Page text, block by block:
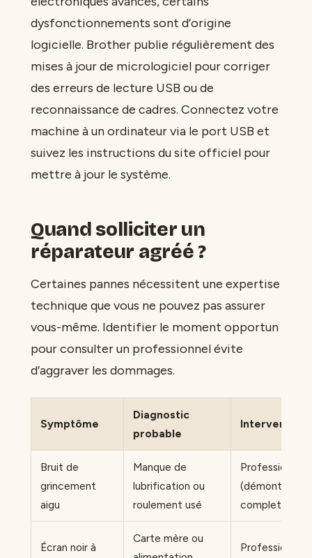
dysfonctionnements sont d’origine
logicielle. Brother publie régulièrement des
mises à jour de micrologiciel pour corriger
des erreurs de lecture USB ou de
reconnaissance de cadres. Connectez votre
machine à un ordinateur via le port USB et
suivez les instructions du site officiel pour
mettre à jour le système.
Quand solliciter un
réparateur agréé ?
Certaines pannes nécessitent une expertise
technique que vous ne pouvez pas assurer
vous-même. Identifier le moment opportun
pour consulter un professionnel évite
d’aggraver les dommages.
Symptôme
Diagnostic
probable
Intervention
Bruit de
grincement
aigu
Manque de
lubrification ou
roulement usé
Professionnel
(démontage
complet)
Écran noir à
Carte mère ou
Professionnel